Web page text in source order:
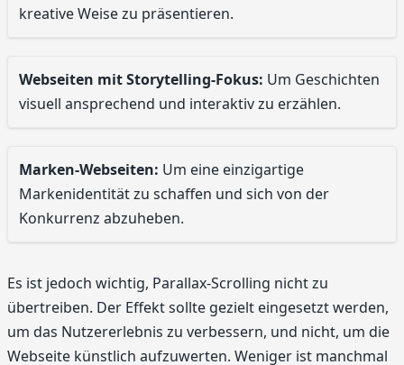
kreative Weise zu präsentieren.
Webseiten mit Storytelling-Fokus: Um Geschichten
visuell ansprechend und interaktiv zu erzählen.
Marken-Webseiten: Um eine einzigartige
Markenidentität zu schaffen und sich von der
Konkurrenz abzuheben.
Es ist jedoch wichtig, Parallax-Scrolling nicht zu
übertreiben. Der Effekt sollte gezielt eingesetzt werden,
um das Nutzererlebnis zu verbessern, und nicht, um die
Webseite künstlich aufzuwerten. Weniger ist manchmal